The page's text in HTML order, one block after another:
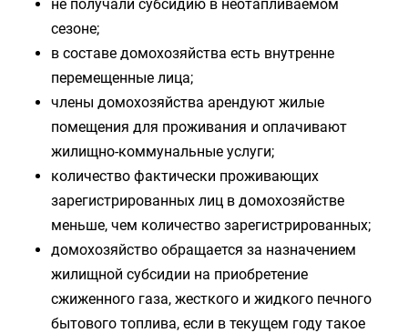
не получали субсидию в неотапливаемом
сезоне;
в составе домохозяйства есть внутренне
перемещенные лица;
члены домохозяйства арендуют жилые
помещения для проживания и оплачивают
жилищно-коммунальные услуги;
количество фактически проживающих
зарегистрированных лиц в домохозяйстве
меньше, чем количество зарегистрированных;
домохозяйство обращается за назначением
жилищной субсидии на приобретение
сжиженного газа, жесткого и жидкого печного
бытового топлива, если в текущем году такое